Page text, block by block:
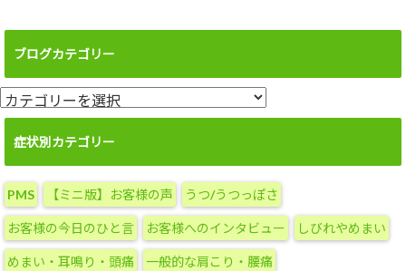
ブログカテゴリー
ブ
ロ
カ
テ
ゴ
リ
ー
症状別カテゴリー
PMS 【ミニ版】お客様の声 うつ/うつっぽさ
お客様の今日のひと言 お客様へのインタビュー しびれやめまい
めまい・耳鳴り・頭痛 一般的な肩こり・腰痛